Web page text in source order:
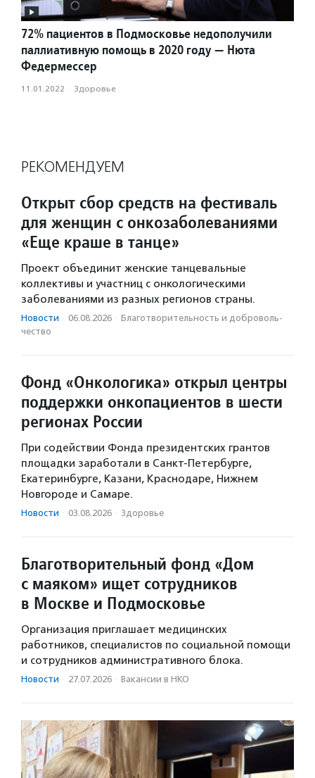
72% пациентов в Подмосковье недополучили
паллиативную помощь в 2020 году — Нюта
Федермессер
11.01.2022 · Здоровье
РЕКОМЕНДУЕМ
Открыт сбор средств на фестиваль
для женщин с онкозаболеваниями
«Еще краше в танце»
Проект объединит женские танцевальные
коллективы и участниц с онкологическими
заболеваниями из разных регионов страны.
Новости · 06.08.2026 · Благотвори­тель­ность и доброволь­
чест­во
Фонд «Онкологика» открыл центры
поддержки онкопациентов в шести
регионах России
При содействии Фонда президентских грантов
площадки заработали в Санкт-Петербурге,
Екатеринбурге, Казани, Краснодаре, Нижнем
Новгороде и Самаре.
Новости · 03.08.2026 · Здоровье
Благотворительный фонд «Дом
с маяком» ищет сотрудников
в Москве и Подмосковье
Организация приглашает медицинских
работников, специалистов по социальной помощи
и сотрудников административного блока.
Новости · 27.07.2026 · Вакансии в НКО